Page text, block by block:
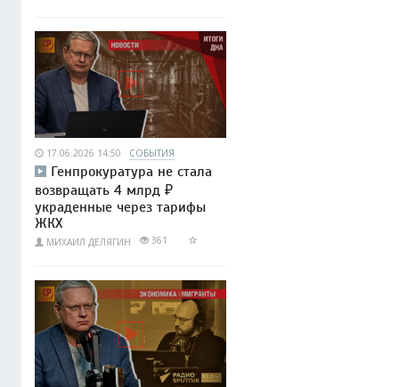
17.06.2026 14:50 СОБЫТИЯ
Генпрокуратура не стала
возвращать 4 млрд ₽
украденные через тарифы
ЖКХ
МИХАИЛ ДЕЛЯГИН 361